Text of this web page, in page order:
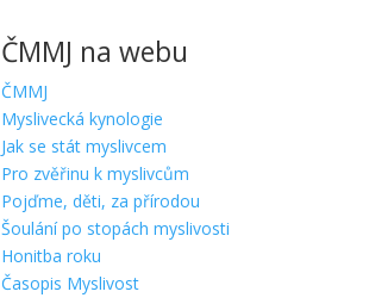
ČMMJ na webu
ČMMJ
Myslivecká kynologie
Jak se stát myslivcem
Pro zvěřinu k myslivcům
Pojďme, děti, za přírodou
Šoulání po stopách myslivosti
Honitba roku
Časopis Myslivost